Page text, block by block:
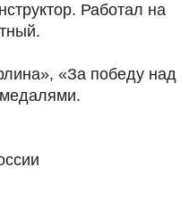
Работал на
«За победу над